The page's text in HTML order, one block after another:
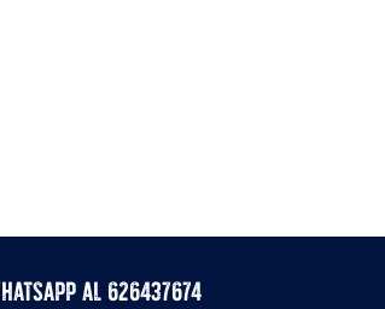
al 626437674